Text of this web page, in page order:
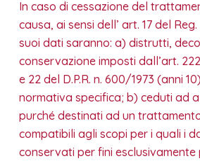
In caso di cessazione del
causa, ai sensi dell’ art. 17 del
suoi dati saranno: a) distrutti,
conservazione imposti dall’art.
e 22 del D.P.R. n. 600/1973 (anni
normativa specifica; b) ceduti ad
purché destinati ad un
compatibili agli scopi per i quali i
conservati per fini esclusivamente